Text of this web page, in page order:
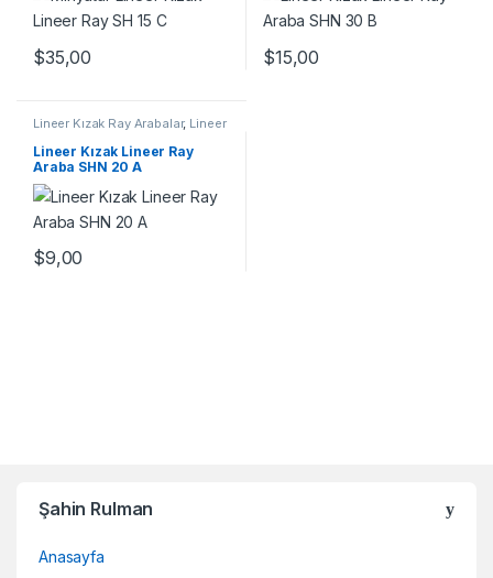
$35,00 $15,00
Lineer Kızak Ray Arabalar, Lineer
Ürünler
Lineer Kızak Lineer Ray
Araba SHN 20 A
$9,00
Şahin Rulman
Anasayfa